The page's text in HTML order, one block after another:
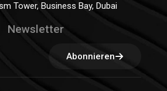
Tower, Business Bay, Dubai
Newsletter
Abonnieren